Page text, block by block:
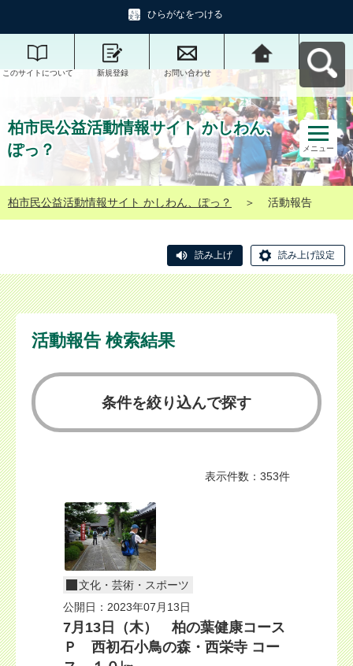
ひらがなをつける
このサイトについて 新規登録 お問い合わせ
柏市民公益活動情報
サイト かしわん、ぽ
っ？へ戻る
柏市民公益活動情報サイト かしわん、
ぽっ？
メニュー
柏市民公益活動情報サイト かしわん、ぽっ？ ＞ 活動報告
読み上げ 読み上げ設定
活動報告 検索結果
条件を絞り込んで探す
表示件数：353件
文化・芸術・スポーツ
公開日：2023年07月13日
7月13日（木） 柏の葉健康コース
Ｐ 西初石小鳥の森・西栄寺 コー